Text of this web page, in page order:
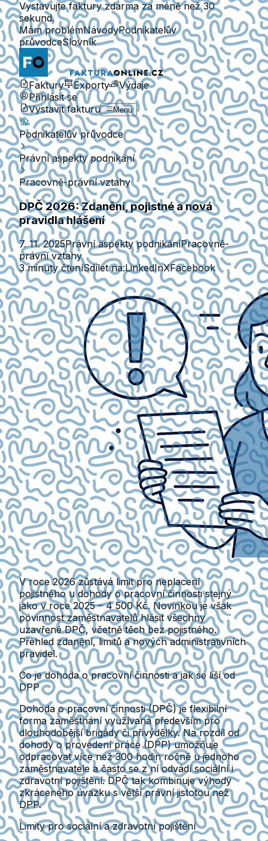
Vystavujte faktury zdarma za méně než 30
sekund.
Mám problémNávodyPodnikatelův
průvodceSlovník
Faktury Exporty
Výdaje
Přihlásit se
Vystavit fakturu
Menu
Podnikatelův průvodce
Právní aspekty podnikání
Pracovně-právní vztahy
DPČ 2026: Zdanění, pojistné a nová
pravidla hlášení
7. 11. 2025Právní aspekty podnikáníPracovně-
právní vztahy
3 minuty čteníSdílet na:LinkedInXFacebook
V roce 2026 zůstává limit pro neplacení
pojistného u dohody o pracovní činnosti stejný
jako v roce 2025 – 4 500 Kč. Novinkou je však
povinnost zaměstnavatelů hlásit všechny
uzavřené DPČ, včetně těch bez pojistného.
Přehled zdanění, limitů a nových administrativních
pravidel.
Co je dohoda o pracovní činnosti a jak se liší od
DPP
Dohoda o pracovní činnosti (DPČ)je flexibilní
forma zaměstnání využívaná především pro
dlouhodobější brigády či přivýdělky. Na rozdíl od
dohody o provedení práce (DPP)umožňuje
odpracovat více než 300 hodin ročně u jednoho
zaměstnavatele a často se z ní odvádí sociální i
zdravotní pojištění. DPČ tak kombinuje výhody
zkráceného úvazku s větší právní jistotou než
DPP.
Limity pro sociální a zdravotní pojištění